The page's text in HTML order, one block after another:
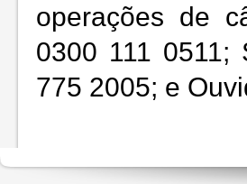
operações de
0300 111 0511;
775 2005; e